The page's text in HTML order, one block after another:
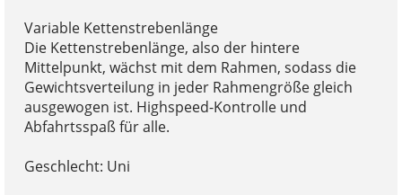
Variable Kettenstrebenlänge
Die Kettenstrebenlänge, also der hintere
Mittelpunkt, wächst mit dem Rahmen, sodass die
Gewichtsverteilung in jeder Rahmengröße gleich
ausgewogen ist. Highspeed-Kontrolle und
Abfahrtsspaß für alle.
Geschlecht: Uni